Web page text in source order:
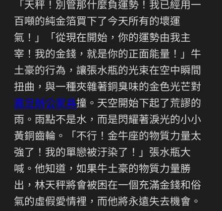
「天秤！別管那什麼負運勢！我已經用一
百噸的純金箔買下了今天所有的壞運
氣！」「從現在開始，你的運勢由我主
宰！我的金錢，就是你的正面能量！」牛
土豪的行為，讓張水瓶的光束在空中瞬間
扭曲，與一種夾雜著銅臭味的金色光芒對
震旦辦公家具撞。天空開始下起了荒謬的
雨。雨點不是水，而是閃耀著淚光的小小
黃銅齒輪。「不行！金牛座的物質力量太
強了！我的單戀被汙染了！」張水瓶大
喊。他知道，如果牛土豪的物質力量勝
出，林天秤將會被困在一個充滿金錢和俗
氣的虛假愛情裡，而他將永遠失去機會。